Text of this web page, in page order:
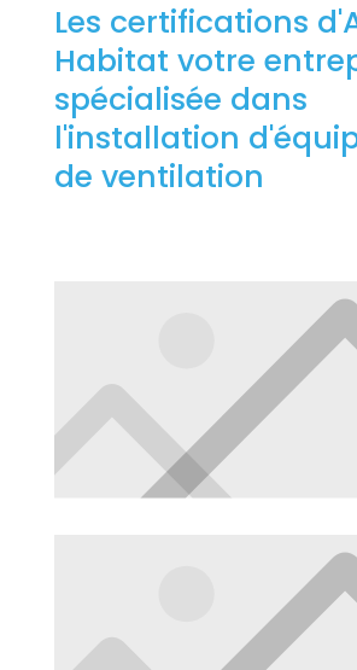
Les certifications
Habitat votre
spécialisée dans
l'installation
de ventilation